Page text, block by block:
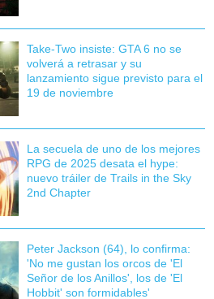
Take-Two insiste: GTA 6 no se
volverá a retrasar y su
lanzamiento sigue previsto para el
19 de noviembre
La secuela de uno de los mejores
RPG de 2025 desata el hype:
nuevo tráiler de Trails in the Sky
2nd Chapter
Peter Jackson (64), lo confirma:
'No me gustan los orcos de 'El
Señor de los Anillos', los de 'El
Hobbit' son formidables'